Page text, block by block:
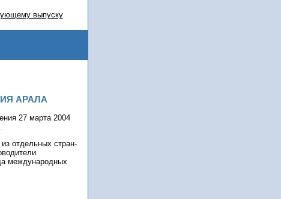
выпуску
АРАЛА
27 марта 2004
отдельных стран-
международных